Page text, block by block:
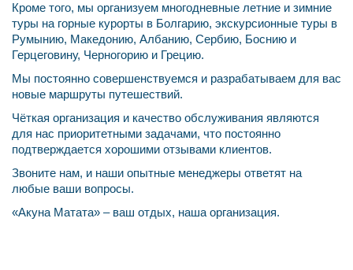
Кроме того, мы организуем многодневные летние и зимние
туры на горные курорты в Болгарию, экскурсионные туры в
Румынию, Македонию, Албанию, Сербию, Боснию и
Герцеговину, Черногорию и Грецию.
Мы постоянно совершенствуемся и разрабатываем для вас
новые маршруты путешествий.
Чёткая организация и качество обслуживания являются
для нас приоритетными задачами, что постоянно
подтверждается хорошими отзывами клиентов.
Звоните нам, и наши опытные менеджеры ответят на
любые ваши вопросы.
«Акуна Матата» – ваш отдых, наша организация.